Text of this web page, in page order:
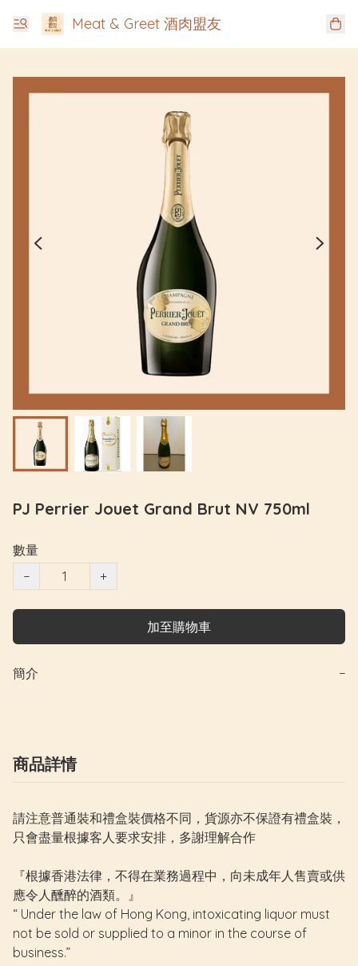
Meat & Greet 酒肉盟友
PJ Perrier Jouet Grand Brut NV 750ml
數量
−
+
加至購物車
簡介 −
商品詳情
請注意普通裝和禮盒裝價格不同，貨源亦不保證有禮盒裝，
只會盡量根據客人要求安排，多謝理解合作
『根據香港法律，不得在業務過程中，向未成年人售賣或供
應令人醺醉的酒類。』
“ Under the law of Hong Kong, intoxicating liquor must
not be sold or supplied to a minor in the course of
business.”